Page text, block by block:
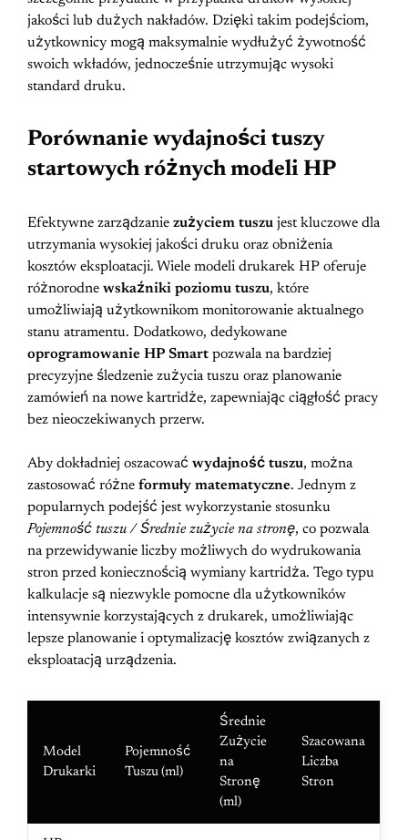
jakości lub dużych nakładów. Dzięki takim podejściom,
użytkownicy mogą maksymalnie wydłużyć żywotność
swoich wkładów, jednocześnie utrzymując wysoki
standard druku.
Porównanie wydajności tuszy
startowych różnych modeli HP
Efektywne zarządzanie zużyciem tuszu jest kluczowe dla
utrzymania wysokiej jakości druku oraz obniżenia
kosztów eksploatacji. Wiele modeli drukarek HP oferuje
różnorodne wskaźniki poziomu tuszu, które
umożliwiają użytkownikom monitorowanie aktualnego
stanu atramentu. Dodatkowo, dedykowane
oprogramowanie HP Smart pozwala na bardziej
precyzyjne śledzenie zużycia tuszu oraz planowanie
zamówień na nowe kartridże, zapewniając ciągłość pracy
bez nieoczekiwanych przerw.
Aby dokładniej oszacować wydajność tuszu, można
zastosować różne formuły matematyczne. Jednym z
popularnych podejść jest wykorzystanie stosunku
Pojemność tuszu / Średnie zużycie na stronę, co pozwala
na przewidywanie liczby możliwych do wydrukowania
stron przed koniecznością wymiany kartridża. Tego typu
kalkulacje są niezwykle pomocne dla użytkowników
intensywnie korzystających z drukarek, umożliwiając
lepsze planowanie i optymalizację kosztów związanych z
eksploatacją urządzenia.
Model
Drukarki
Pojemność
Tuszu (ml)
Średnie
Zużycie
na
Stronę
(ml)
Szacowana
Liczba
Stron